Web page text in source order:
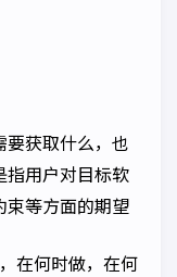
获取什么，也
指用户对目标软
束等方面的期望
在何时做，在何